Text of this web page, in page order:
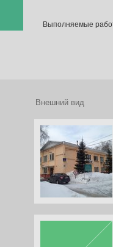
Выполняемые
Внешний вид